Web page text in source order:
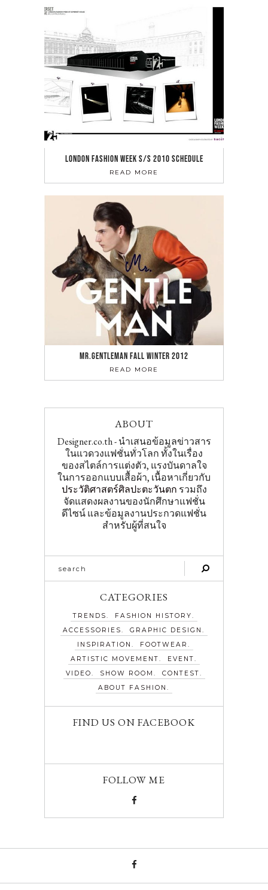
LONDON FASHION WEEK S/S 2010 SCHEDULE
READ MORE
MR.GENTLEMAN FALL WINTER 2012
READ MORE
ABOUT
Designer.co.th - นำเสนอข้อมูลข่าวสาร
ในแวดวงแฟชั่นทั่วโลก ทั้งในเรื่อง
ของสไตล์การแต่งตัว, แรงบันดาลใจ
ในการออกแบบเสื้อผ้า, เนื้อหาเกี่ยวกับ
ประวัติศาสตร์ศิลปะตะวันตก รวมถึง
จัดแสดงผลงานของนักศึกษาแฟชั่น
ดีไซน์ และข้อมูลงานประกวดแฟชั่น
สำหรับผู้ที่สนใจ
CATEGORIES
TRENDS
FASHION HISTORY
ACCESSORIES
GRAPHIC DESIGN
INSPIRATION
FOOTWEAR
ARTISTIC MOVEMENT
EVENT
VIDEO
SHOW ROOM
CONTEST
ABOUT FASHION
FIND US ON FACEBOOK
FOLLOW ME